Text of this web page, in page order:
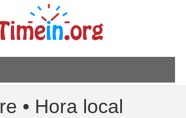
• Hora local